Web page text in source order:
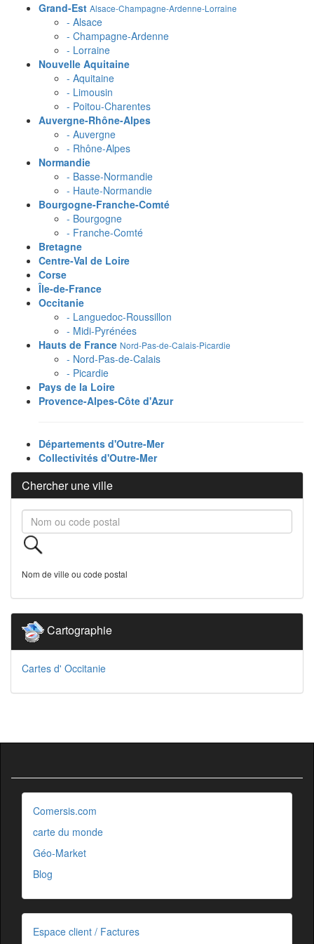
Grand-Est Alsace-Champagne-Ardenne-Lorraine
- Alsace
- Champagne-Ardenne
- Lorraine
Nouvelle Aquitaine
- Aquitaine
- Limousin
- Poitou-Charentes
Auvergne-Rhône-Alpes
- Auvergne
- Rhône-Alpes
Normandie
- Basse-Normandie
- Haute-Normandie
Bourgogne-Franche-Comté
- Bourgogne
- Franche-Comté
Bretagne
Centre-Val de Loire
Corse
Île-de-France
Occitanie
- Languedoc-Roussillon
- Midi-Pyrénées
Hauts de France Nord-Pas-de-Calais-Picardie
- Nord-Pas-de-Calais
- Picardie
Pays de la Loire
Provence-Alpes-Côte d'Azur
Départements d'Outre-Mer
Collectivités d'Outre-Mer
Chercher une ville
Nom de ville ou code postal
Cartographie
Cartes d' Occitanie
Comersis.com
carte du monde
Géo-Market
Blog
Espace client / Factures